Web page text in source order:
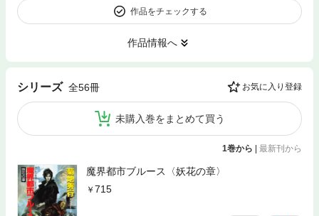
作品をチェックする
作品情報へ
シリーズ 全56冊 お気に入り登録
未購入巻をまとめて買う
1巻から | 最新刊から
魔界都市ブルース〈妖花の章〉
715